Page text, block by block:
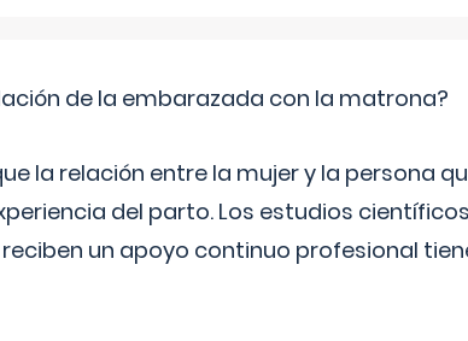
de la embarazada con la matrona?
la relación entre la mujer y la persona
del parto. Los estudios
un apoyo continuo profesional